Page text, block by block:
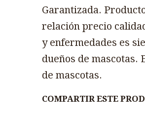
Garantizada.
relación precio
y enfermedades es
dueños de mascotas.
de mascotas.
COMPARTIR ESTE